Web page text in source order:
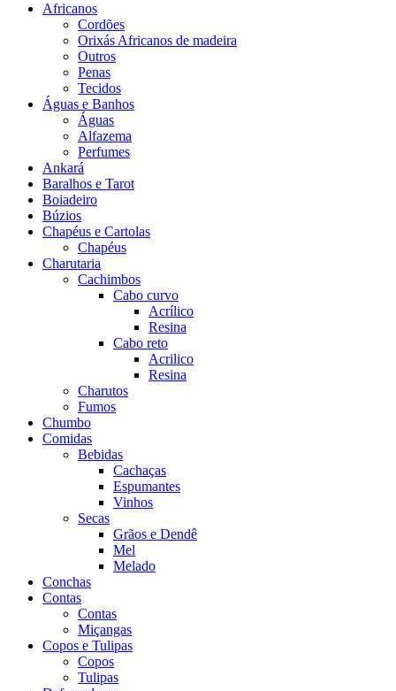
Africanos
Cordões
Orixás Africanos de madeira
Outros
Penas
Tecidos
Águas e Banhos
Águas
Alfazema
Perfumes
Ankará
Baralhos e Tarot
Boiadeiro
Búzios
Chapéus e Cartolas
Chapéus
Charutaria
Cachimbos
Cabo curvo
Acrílico
Resina
Cabo reto
Acrilico
Resina
Charutos
Fumos
Chumbo
Comidas
Bebidas
Cachaças
Espumantes
Vinhos
Secas
Grãos e Dendê
Mel
Melado
Conchas
Contas
Contas
Miçangas
Copos e Tulipas
Copos
Tulipas